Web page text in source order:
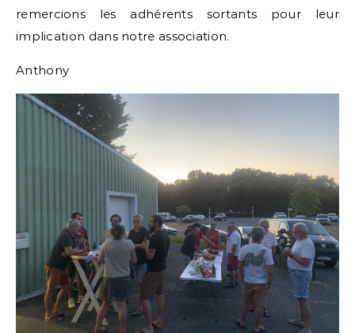
remercions les adhérents sortants pour leur
implication dans notre association.
Anthony